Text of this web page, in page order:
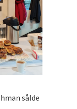
sålde